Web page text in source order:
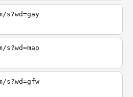
s?wd=gay
s?wd=gfw